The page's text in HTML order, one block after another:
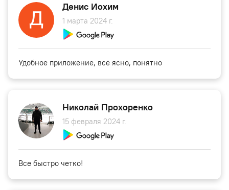
Денис Иохим
1 марта 2024 г.
Удобное приложение, всё ясно, понятно
Николай Прохоренко
15 февраля 2024 г.
Все быстро четко!